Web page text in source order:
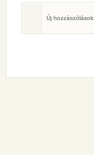
Új hozzászólások